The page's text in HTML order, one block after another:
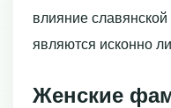
влияние
являются исконно
Женские